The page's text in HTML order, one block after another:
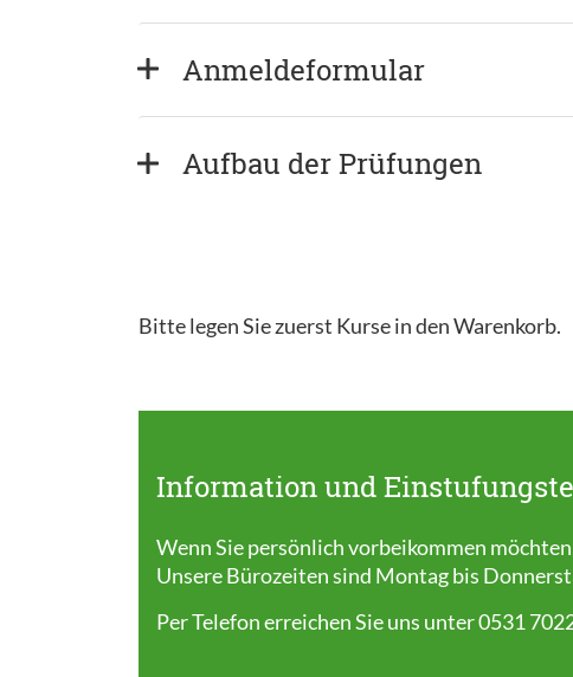
Anmeldeformular
Aufbau der Prüfungen
Bitte legen Sie zuerst Kurse in den Warenkorb.
Information und
Wenn Sie persönlich vorbeikommen
Unsere Bürozeiten sind Montag bis
Per Telefon erreichen Sie uns unter 0531